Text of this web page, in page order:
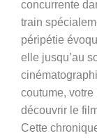
concurrente
train
péripétie
elle jusqu’au
coutume, votre
découvrir le
Cette